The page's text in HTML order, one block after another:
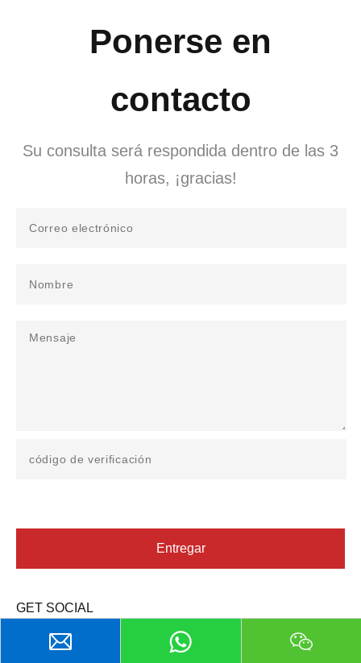
Ponerse en
contacto
Su consulta será respondida dentro de las 3
horas, ¡gracias!
Entregar
GET SOCIAL